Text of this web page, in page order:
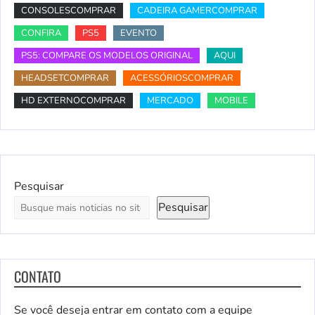
CONSOLESCOMPRAR
CADEIRA GAMERCOMPRAR
CONFIRA
PS5
EVENTO
PS5: COMPARE OS MODELOS ORIGINAL
AQUI
HEADSETCOMPRAR
ACESSÓRIOSCOMPRAR
HD EXTERNOCOMPRAR
MERCADO MOBILE
Pesquisar
Pesquisar
CONTATO
Se você deseja entrar em contato com a equipe